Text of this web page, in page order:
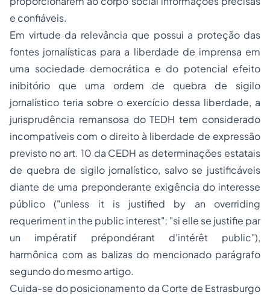
e confiáveis.
Em virtude da relevância que possui a proteção das
fontes jornalísticas para a liberdade de imprensa em
uma sociedade democrática e do potencial efeito
inibitório que uma ordem de quebra de sigilo
jornalístico teria sobre o exercício dessa liberdade, a
jurisprudência remansosa do TEDH tem considerado
incompatíveis com o direito à liberdade de expressão
previsto no art. 10 da CEDH as determinações estatais
de quebra de sigilo jornalístico, salvose justificáveis
diante de uma preponderante exigência do interesse
público ("unless it is justified by an overriding
requeriment in the public interest"; "si elle se justifie par
un impératif prépondérant d'intérêt public"),
harmônica com as balizas do mencionado parágrafo
segundo do mesmo artigo.
Cuida-se do posicionamento da Corte de Estrasburgo